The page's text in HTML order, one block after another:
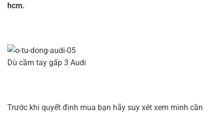
hcm.
Dù cầm tay gấp 3 Audi
Trước khi quyết định mua bạn hãy suy xét xem mình cần